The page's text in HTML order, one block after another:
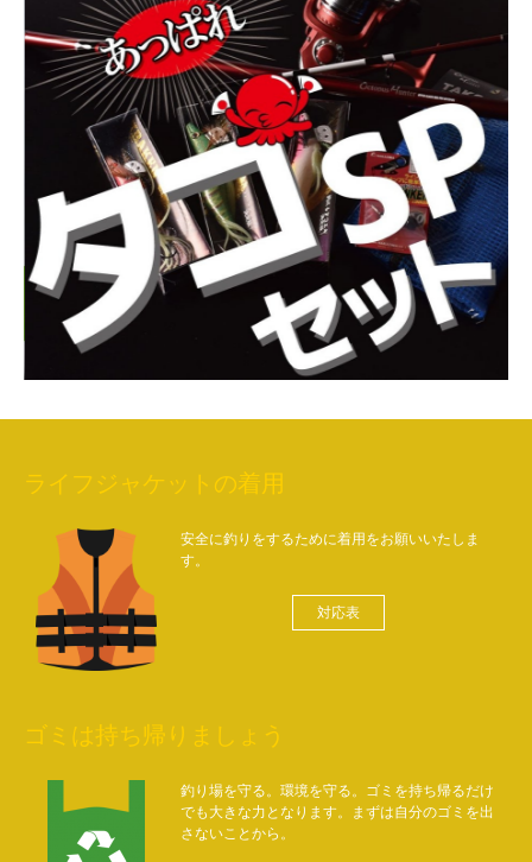
ライフジャケットの着用
安全に釣りをするために着用をお願いいたしま
す。
対応表
ゴミは持ち帰りましょう
釣り場を守る。環境を守る。ゴミを持ち帰るだけ
でも大きな力となります。まずは自分のゴミを出
さないことから。